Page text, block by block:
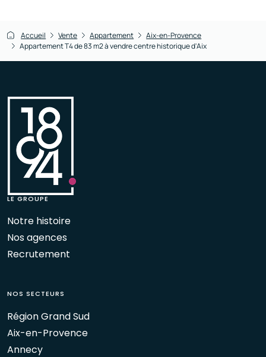
Accueil Vente Appartement
Aix-en-Provence
Appartement T4 de 83 m2 à vendre centre historique d'Aix
LE GROUPE
Notre histoire
Nos agences
Recrutement
NOS SECTEURS
Région Grand Sud
Aix-en-Provence
Annecy